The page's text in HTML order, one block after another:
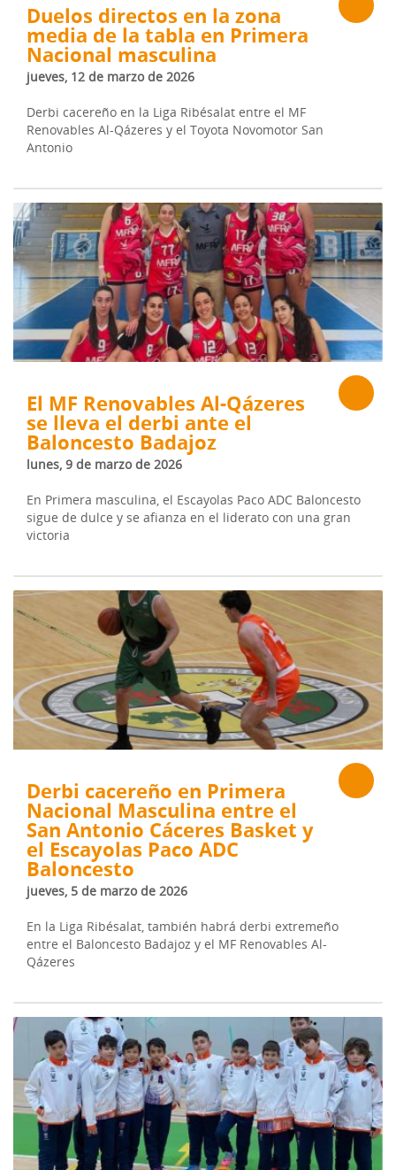
Duelos directos en la zona
media de la tabla en Primera
Nacional masculina
jueves, 12 de marzo de 2026
Derbi cacereño en la Liga Ribésalat entre el MF
Renovables Al-Qázeres y el Toyota Novomotor San
Antonio
El MF Renovables Al-Qázeres
se lleva el derbi ante el
Baloncesto Badajoz
lunes, 9 de marzo de 2026
En Primera masculina, el Escayolas Paco ADC Baloncesto
sigue de dulce y se afianza en el liderato con una gran
victoria
Derbi cacereño en Primera
Nacional Masculina entre el
San Antonio Cáceres Basket y
el Escayolas Paco ADC
Baloncesto
jueves, 5 de marzo de 2026
En la Liga Ribésalat, también habrá derbi extremeño
entre el Baloncesto Badajoz y el MF Renovables Al-
Qázeres